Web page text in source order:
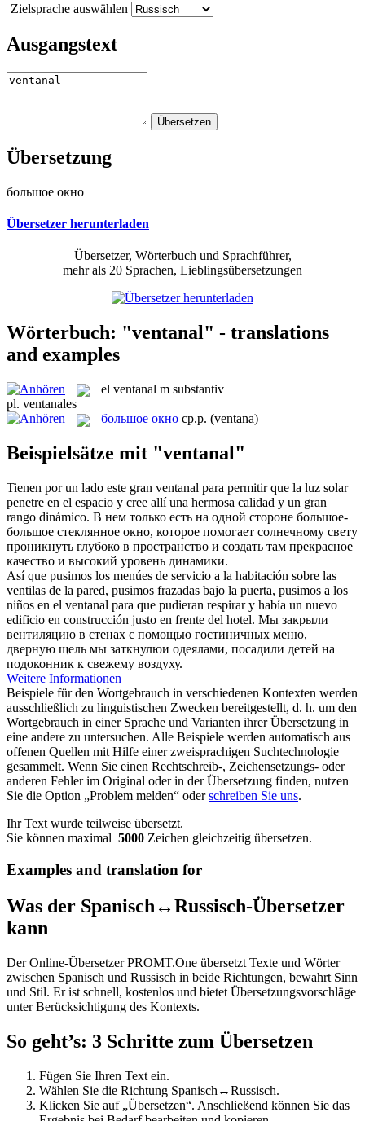
Zielsprache auswählen
Ausgangstext
Übersetzung
большое окно
Übersetzer herunterladen
Übersetzer, Wörterbuch und Sprachführer,
mehr als 20 Sprachen, Lieblingsübersetzungen
Wörterbuch: "ventanal" - translations
and examples
el ventanal m substantiv
pl. ventanales
большое окно ср.р. (ventana)
Beispielsätze mit "ventanal"
Tienen por un lado este gran ventanal para permitir que la luz solar
penetre en el espacio y cree allí una hermosa calidad y un gran
rango dinámico. В нем только есть на одной стороне большое-
большое стеклянное окно, которое помогает солнечному свету
проникнуть глубоко в пространство и создать там прекрасное
качество и высокий уровень динамики.
Así que pusimos los menúes de servicio a la habitación sobre las
ventilas de la pared, pusimos frazadas bajo la puerta, pusimos a los
niños en el ventanal para que pudieran respirar y había un nuevo
edificio en construcción justo en frente del hotel. Мы закрыли
вентиляцию в стенах с помощью гостиничных меню,
дверную щель мы заткнулюи одеялами, посадили детей на
подоконник к свежему воздуху.
Weitere Informationen
Beispiele für den Wortgebrauch in verschiedenen Kontexten werden
ausschließlich zu linguistischen Zwecken bereitgestellt, d. h. um den
Wortgebrauch in einer Sprache und Varianten ihrer Übersetzung in
eine andere zu untersuchen. Alle Beispiele werden automatisch aus
offenen Quellen mit Hilfe einer zweisprachigen Suchtechnologie
gesammelt. Wenn Sie einen Rechtschreib-, Zeichensetzungs- oder
anderen Fehler im Original oder in der Übersetzung finden, nutzen
Sie die Option „Problem melden“ oderschreiben Sie uns.
Ihr Text wurde teilweise übersetzt.
Sie können maximal 5000 Zeichen gleichzeitig übersetzen.
Examples and translation for
Was der Spanisch↔Russisch-Übersetzer
kann
Der Online-Übersetzer PROMT.One übersetzt Texte und Wörter
zwischen Spanisch und Russisch in beide Richtungen, bewahrt Sinn
und Stil. Er ist schnell, kostenlos und bietet Übersetzungsvorschläge
unter Berücksichtigung des Kontexts.
So geht’s: 3 Schritte zum Übersetzen
Fügen Sie Ihren Text ein.
Wählen Sie die Richtung Spanisch↔Russisch.
Klicken Sie auf „Übersetzen“. Anschließend können Sie das